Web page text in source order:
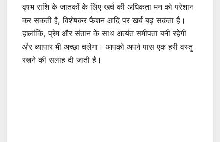
वृषभ राशि के जातकों के लिए खर्च की अधिकता मन को परेशान
कर सकती है, विशेषकर फैशन आदि पर खर्च बढ़ सकता है।
हालांकि, प्रेम और संतान के साथ अत्यंत समीपता बनी रहेगी
और व्यापार भी अच्छा चलेगा। आपको अपने पास एक हरी वस्तु
रखने की सलाह दी जाती है।